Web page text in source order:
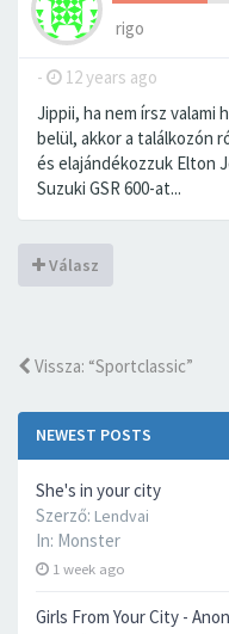
NEWEST POSTS
She's in your city
Szerző: Lendvai
In: Monster
1 week ago
Girls From Your City -
rigo
- 12 years ago
Jippii, ha nem írsz valami
belül, akkor a találkozón
és elajándékozzuk Elton
Suzuki GSR 600-at...
Válasz
Vissza: “Sportclassic”